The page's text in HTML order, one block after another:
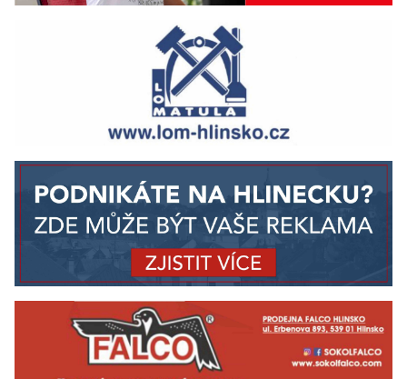
Zásadami zpracování osobních
pro zasílání novinek a obchodních sdělení
Přihlásit odběr